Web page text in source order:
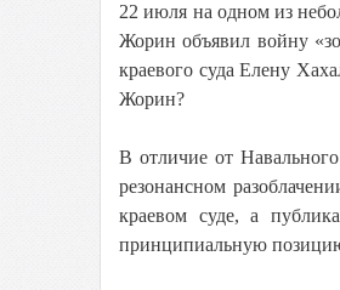
22 июля на одном из
Жорин объявил войну
краевого суда Елену
Жорин?
В отличие от
резонансном
краевом суде, а
принципиальную